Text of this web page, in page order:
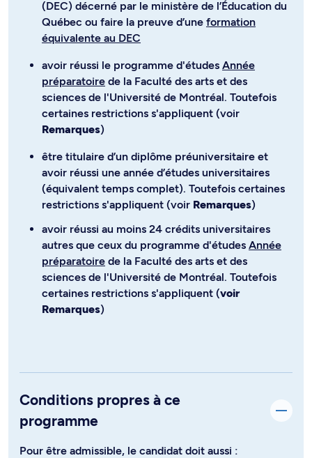
(DEC) décerné par le ministère de l’Éducation du
Québec ou faire la preuve d’une formation
équivalente au DEC
avoir réussi le programme d'études Année
préparatoire de la Faculté des arts et des
sciences de l'Université de Montréal. Toutefois
certaines restrictions s'appliquent (voir
Remarques)
être titulaire d’un diplôme préuniversitaire et
avoir réussi une année d’études universitaires
(équivalent temps complet). Toutefois certaines
restrictions s'appliquent (voir Remarques)
avoir réussi au moins 24 crédits universitaires
autres que ceux du programme d'études Année
préparatoire de la Faculté des arts et des
sciences de l'Université de Montréal. Toutefois
certaines restrictions s'appliquent (voir
Remarques)
Conditions propres à ce
programme
Pour être admissible, le candidat doit aussi :